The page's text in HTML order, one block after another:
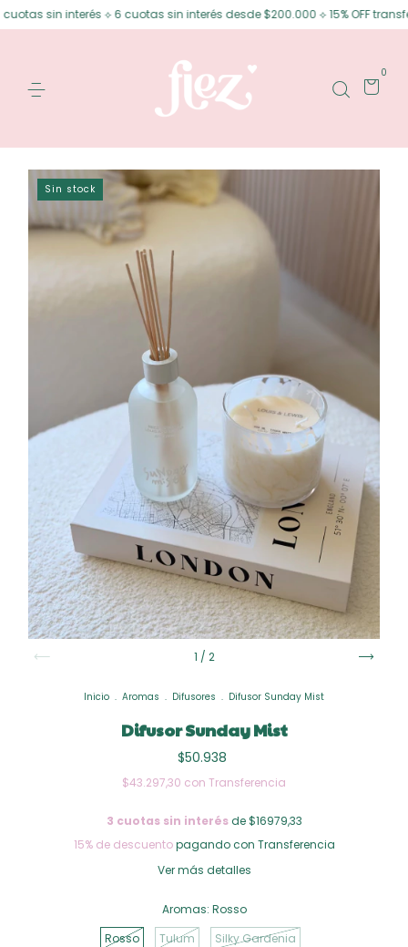
⟡ 6 cuotas sin interés desde $200.000 ⟡ 15% OFF transferencia
0
Sin stock
1 / 2
Inicio . Aromas . Difusores . Difusor Sunday Mist
Difusor Sunday Mist
$50.938
$43.297,30 con Transferencia
3 cuotas sin interésde $16979,33
15% de descuentopagando con Transferencia
Ver más detalles
Aromas: Rosso
Rosso
Tulum Silky Gardenia